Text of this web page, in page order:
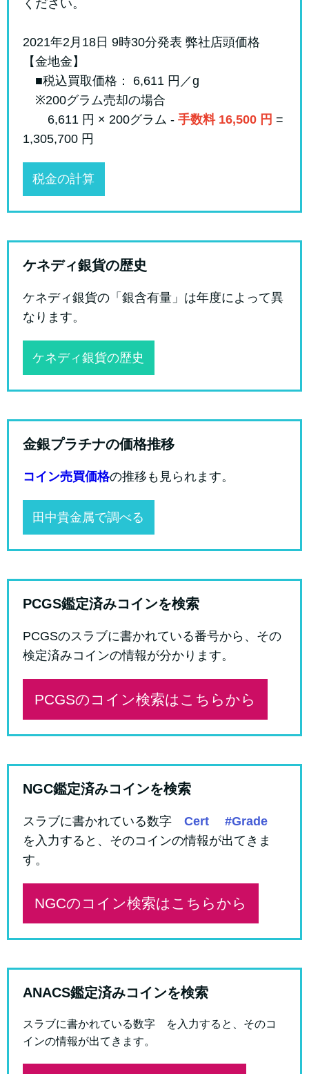
ください。
2021年2月18日 9時30分発表 弊社店頭価格
【金地金】
■税込買取価格： 6,611 円／g
※200グラム売却の場合
6,611 円 × 200グラム - 手数料 16,500 円 =
1,305,700 円
税金の計算
ケネディ銀貨の歴史
ケネディ銀貨の「銀含有量」は年度によって異
なります。
ケネディ銀貨の歴史
金銀プラチナの価格推移
コイン売買価格の推移も見られます。
田中貴金属で調べる
PCGS鑑定済みコインを検索
PCGSのスラブに書かれている番号から、その
検定済みコインの情報が分かります。
PCGSのコイン検索はこちらから
NGC鑑定済みコインを検索
スラブに書かれている数字 Cert #Grade
を入力すると、そのコインの情報が出てきま
す。
NGCのコイン検索はこちらから
ANACS鑑定済みコインを検索
スラブに書かれている数字 を入力すると、そのコ
インの情報が出てきます。